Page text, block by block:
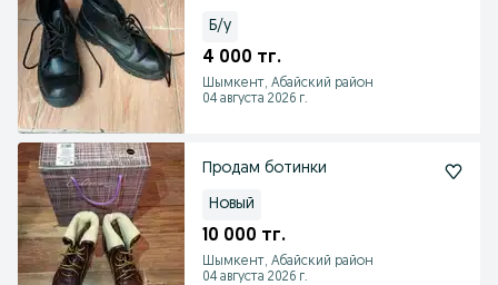
Б/у
4 000 тг.
Шымкент, Абайский район
04 августа 2026 г.
Продам ботинки
Новый
10 000 тг.
Шымкент, Абайский район
04 августа 2026 г.